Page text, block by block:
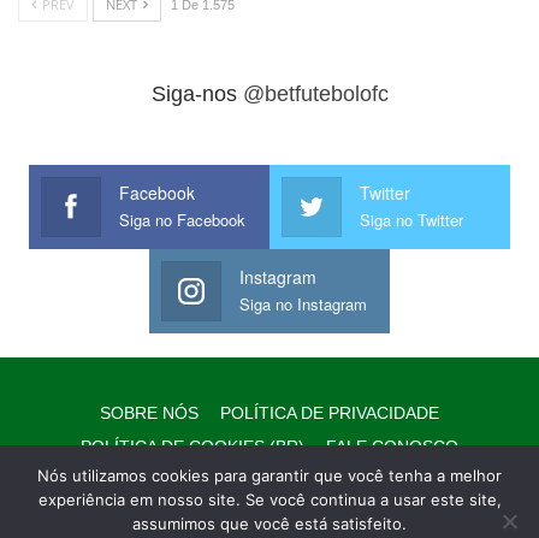
PREV NEXT 1 De 1.575
Siga-nos @betfutebolofc
Facebook
Siga no Facebook
Twitter
Siga no Twitter
Instagram
Siga no Instagram
SOBRE NÓS
POLÍTICA DE PRIVACIDADE
POLÍTICA DE COOKIES (BR)
FALE CONOSCO
EQUIPE/EXPEDIENTE
AVISO LEGAL WHATSAPP
Nós utilizamos cookies para garantir que você tenha a melhor
experiência em nosso site. Se você continua a usar este site,
assumimos que você está satisfeito.